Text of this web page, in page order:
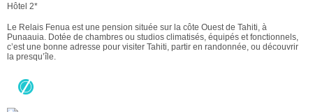
Hôtel 2*
Le Relais Fenua est une pension située sur la côte Ouest de Tahiti, à
Punaauia. Dotée de chambres ou studios climatisés, équipés et fonctionnels,
c’est une bonne adresse pour visiter Tahiti, partir en randonnée, ou découvrir
la presqu’île.